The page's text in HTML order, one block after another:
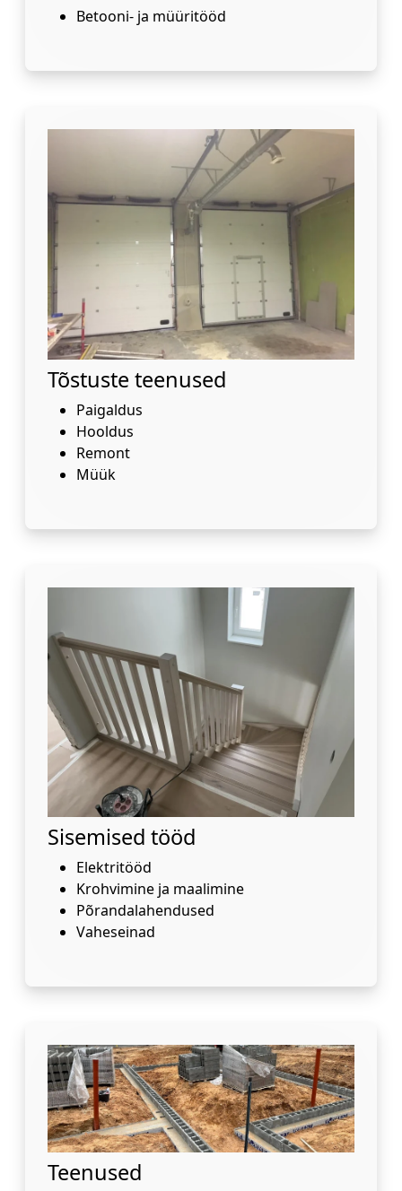
Betooni- ja müüritööd
Tõstuste teenused
Paigaldus
Hooldus
Remont
Müük
Sisemised tööd
Elektritööd
Krohvimine ja maalimine
Põrandalahendused
Vaheseinad
Teenused